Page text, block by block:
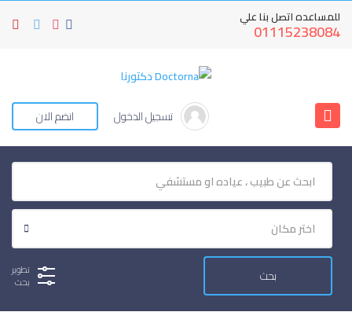
للمساعده اتصل بنا علي
01115238084
تسجيل الدخول انضم الان
تطوير
بحث